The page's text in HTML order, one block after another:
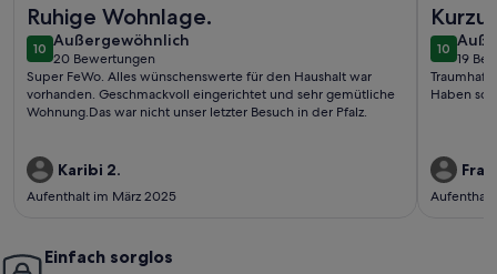
Ruhige Wohnlage.
1010 von 10
Außergewöhnlich
außergewöhnlich
20 Bewertungen
(20
bewertungen)
Super FeWo. Alles wünschenswerte für den Haushalt war
vorhanden. Geschmackvoll eingerichtet und sehr gemütliche
Wohnung.Das war nicht unser letzter Besuch in der Pfalz.
Karibi 2.
Aufenthalt im März 2025
1010 von
19
(19
Haben
Aufenthalt
Einfach sorglos